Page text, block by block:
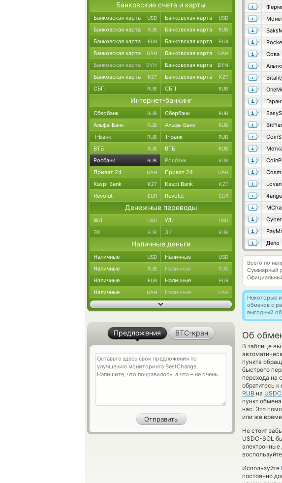
Сова
4ange
Депо
Всего по
Суммарный
Некоторые
обменов с
выгодный
Об
В таблице
пункта
быстрого
перехода на
обратитесь
RUB на
пункт
нас. Это
или же
Не стоит
USDC-SOL
Используйте
постоянно
Банковские счета и карты
Банковская карта USD Банковская карта USD
Банковская карта RUB Банковская карта RUB
Банковская карта EUR Банковская карта EUR
Банковская карта UAH Банковская карта UAH
Банковская карта BYN Банковская карта BYN
Банковская карта KZT Банковская карта KZT
СБП RUB СБП RUB
Интернет-банкинг
Сбербанк RUB Сбербанк RUB
Альфа-Банк RUB Альфа-Банк RUB
Т-Банк RUB Т-Банк RUB
ВТБ RUB ВТБ RUB
Росбанк RUB Росбанк RUB
Приват 24 UAH Приват 24 UAH
Kaspi Bank KZT Kaspi Bank KZT
Revolut EUR Revolut EUR
Денежные переводы
WU USD WU USD
ЗК RUB ЗК RUB
Наличные деньги
Наличные USD Наличные USD
Наличные RUB Наличные RUB
Наличные EUR Наличные EUR
Наличные UAH Наличные UAH
Предложения BTC-кран